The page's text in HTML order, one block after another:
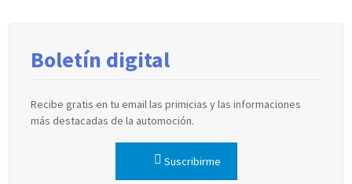
Boletín digital
Recibe gratis en tu email las primicias y las informaciones
más destacadas de la automoción.
Suscribirme